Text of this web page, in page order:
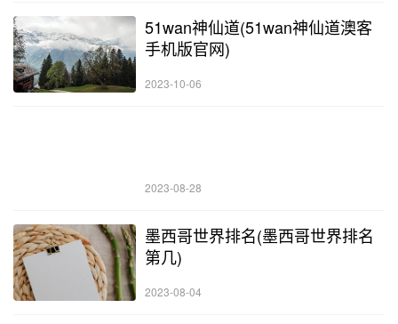
51wan神仙道(51wan神仙道澳客
手机版官网)
2023-10-06
2023-08-28
墨西哥世界排名(墨西哥世界排名
第几)
2023-08-04